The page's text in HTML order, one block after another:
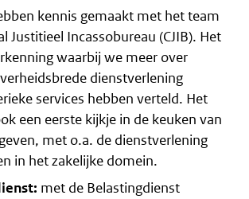
kennis gemaakt met het team
Justitieel Incassobureau (CJIB). Het
waarbij we meer over
dienstverlening
services hebben verteld. Het
een eerste kijkje in de keuken van
met o.a. de dienstverlening
in het zakelijke domein.
met de Belastingdienst